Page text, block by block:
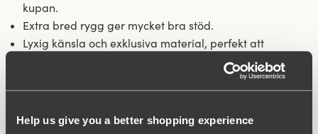
Help us give you a better shopping experience
kupan.
Extra bred rygg ger mycket bra stöd.
Lyxig känsla och exklusiva material, perfekt att
Tvättinstruktioner: Handtvätt